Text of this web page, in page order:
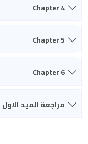
Chapter 4
Chapter 5
Chapter 6
مراجعة الميد الاول